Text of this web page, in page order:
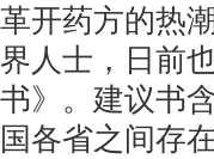
革开药方的热
界人士，日前
书》。建议书
国各省之间存